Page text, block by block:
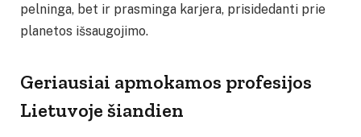
pelninga, bet ir prasminga karjera, prisidedanti prie
planetos išsaugojimo.
Geriausiai apmokamos profesijos
Lietuvoje šiandien